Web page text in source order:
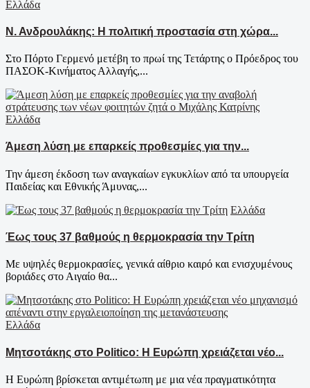
Ελλάδα
Ν. Ανδρουλάκης: Η πολιτική προστασία στη χώρα...
Στο Πόρτο Γερμενό μετέβη το πρωί της Τετάρτης ο Πρόεδρος του
ΠΑΣΟΚ-Κινήματος Αλλαγής,...
Ελλάδα
Άμεση λύση με επαρκείς προθεσμίες για την...
Την άμεση έκδοση των αναγκαίων εγκυκλίων από τα υπουργεία
Παιδείας και Εθνικής Άμυνας,...
Ελλάδα
Έως τους 37 βαθμούς η θερμοκρασία την Τρίτη
Με υψηλές θερμοκρασίες, γενικά αίθριο καιρό και ενισχυμένους
βοριάδες στο Αιγαίο θα...
Ελλάδα
Μητσοτάκης στο Politico: Η Ευρώπη χρειάζεται νέο...
Η Ευρώπη βρίσκεται αντιμέτωπη με μια νέα πραγματικότητα